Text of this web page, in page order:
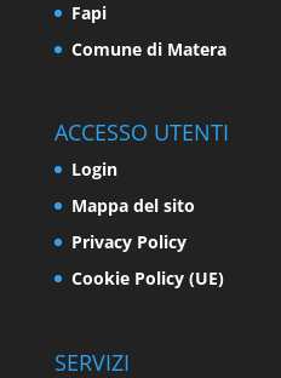
Fapi
Comune di Matera
ACCESSO UTENTI
Login
Mappa del sito
Privacy Policy
Cookie Policy (UE)
SERVIZI